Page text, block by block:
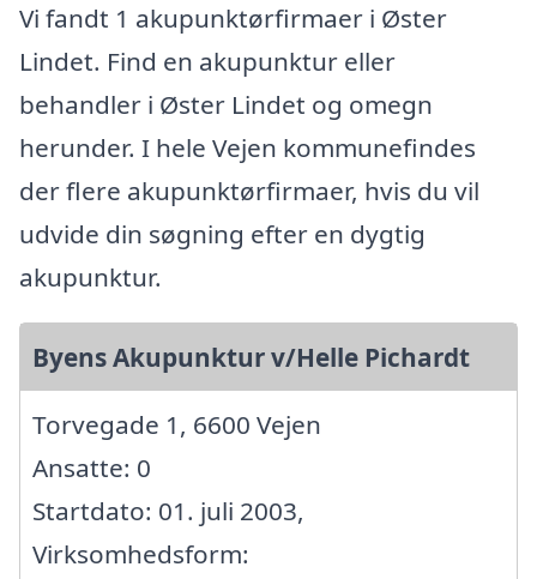
Vi fandt 1 akupunktørfirmaer i Øster
Lindet. Find en akupunktur eller
behandler i Øster Lindet og omegn
herunder. I hele Vejen kommunefindes
der flere akupunktørfirmaer, hvis du vil
udvide din søgning efter en dygtig
akupunktur.
Byens Akupunktur v/Helle Pichardt
Torvegade 1, 6600 Vejen
Ansatte: 0
Startdato: 01. juli 2003,
Virksomhedsform: